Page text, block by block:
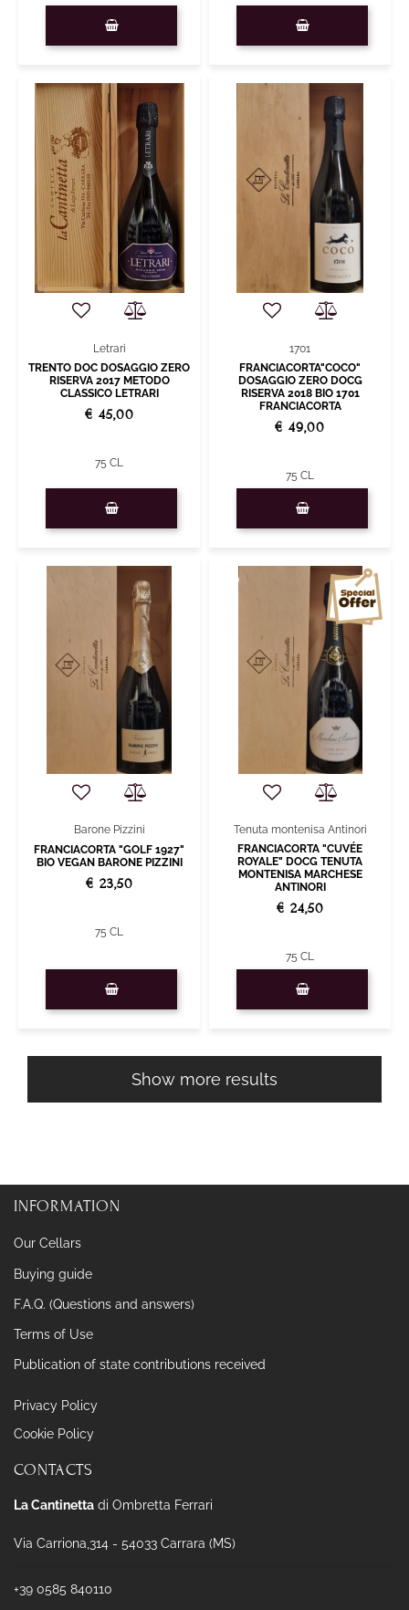
Letrari
TRENTO DOC DOSAGGIO ZERO
RISERVA 2017 METODO
CLASSICO LETRARI
€ 45,00
75 CL
1701
FRANCIACORTA"COCO"
DOSAGGIO ZERO DOCG
RISERVA 2018 BIO 1701
FRANCIACORTA
€ 49,00
75 CL
Barone Pizzini
FRANCIACORTA "GOLF 1927"
BIO VEGAN BARONE PIZZINI
€ 23,50
75 CL
Tenuta montenisa Antinori
FRANCIACORTA "CUVÉE
ROYALE" DOCG TENUTA
MONTENISA MARCHESE
ANTINORI
€ 24,50
75 CL
Show more results
INFORMATION
Our Cellars
Buying guide
F.A.Q. (Questions and answers)
Terms of Use
Publication of state contributions received
Privacy Policy
Cookie Policy
CONTACTS
La Cantinetta di Ombretta Ferrari
Via Carriona,314 - 54033 Carrara (MS)
+39 0585 840110